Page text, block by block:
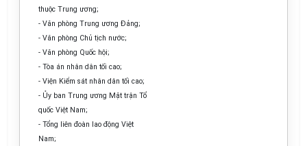
thuộc Trung ương;
- Văn phòng Trung ương Đảng;
- Văn phòng Chủ tịch nước;
- Văn phòng Quốc hội;
- Tòa án nhân dân tối cao;
- Viện Kiểm sát nhân dân tối cao;
- Ủy ban Trung ương Mặt trận Tổ
quốc Việt Nam;
- Tổng liên đoàn lao động Việt
Nam;